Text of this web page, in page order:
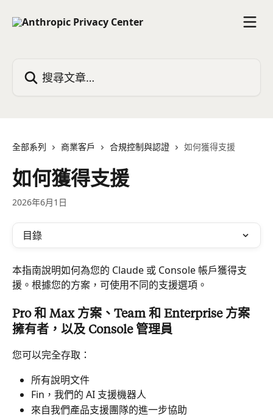
全部系列 商業客戶 合規控制與認證 如何獲得支援
如何獲得支援
2026年6月1日
目錄
本指南說明如何為您的 Claude 或 Console 帳戶獲得支
援。根據您的方案，可使用不同的支援選項。
Pro 和 Max 方案、Team 和 Enterprise 方案
擁有者，以及 Console 管理員
您可以完全存取：
所有說明文件
Fin，我們的 AI 支援機器人
來自我們產品支援團隊的進一步協助